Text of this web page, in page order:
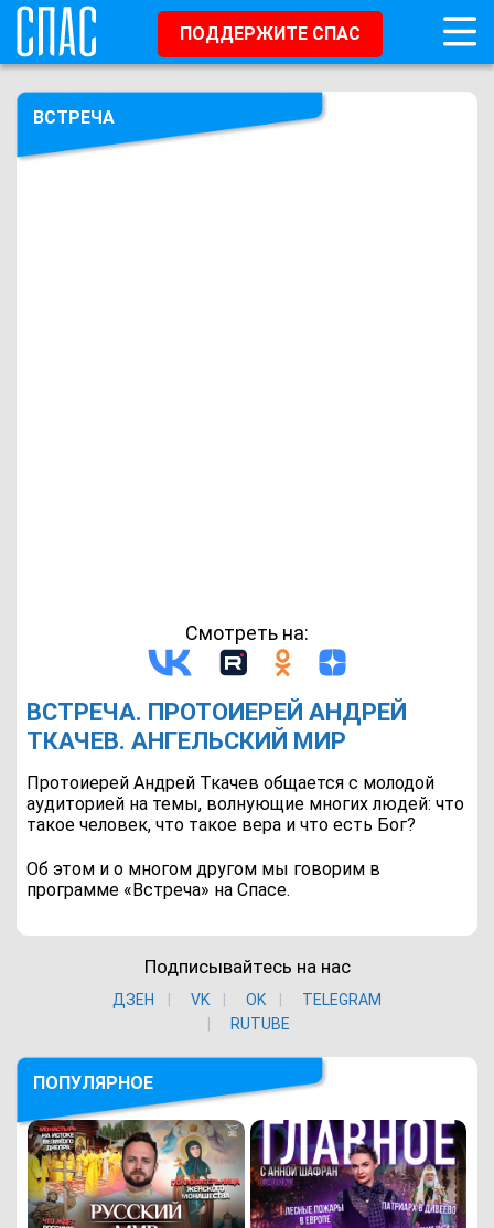
ПОДДЕРЖИТЕ СПАС
ВСТРЕЧА
Смотреть на:
ВСТРЕЧА. ПРОТОИЕРЕЙ АНДРЕЙ
ТКАЧЕВ. АНГЕЛЬСКИЙ МИР
Протоиерей Андрей Ткачев общается с молодой
аудиторией на темы, волнующие многих людей: что
такое человек, что такое вера и что есть Бог?
Об этом и о многом другом мы говорим в
программе «Встреча» на Спасе.
Подписывайтесь на нас
ДЗЕН VK ОK
TELEGRAM
RUTUBE
ПОПУЛЯРНОЕ